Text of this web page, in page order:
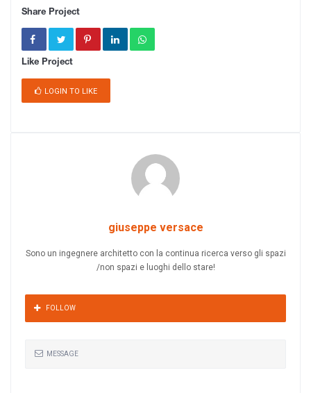
Share Project
Like Project
LOGIN TO LIKE
giuseppe versace
Sono un ingegnere architetto con la continua ricerca verso gli spazi
/non spazi e luoghi dello stare!
FOLLOW
MESSAGE